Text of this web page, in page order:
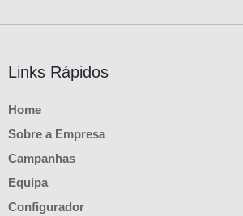
Links Rápidos
Home
Sobre a Empresa
Campanhas
Equipa
Configurador